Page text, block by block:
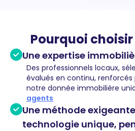
Pourquoi choisir
Une expertise
Des professionnels locaux,
évalués en continu, renforcés
notre donnée immobilière
agents
Une méthode
technologie unique,